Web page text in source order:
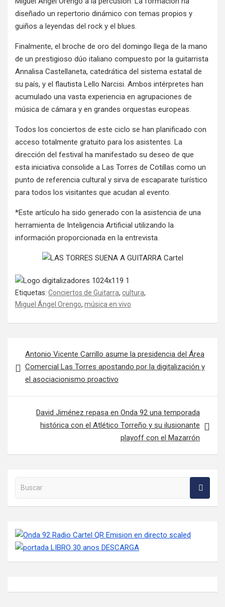
diseñado un repertorio dinámico con temas propios y
guiños a leyendas del rock y el blues.
Finalmente, el broche de oro del domingo llega de la mano
de un prestigioso dúo italiano compuesto por la guitarrista
Annalisa Castellaneta, catedrática del sistema estatal de
su país, y el flautista Lello Narcisi. Ambos intérpretes han
acumulado una vasta experiencia en agrupaciones de
música de cámara y en grandes orquestas europeas.
Todos los conciertos de este ciclo se han planificado con
acceso totalmente gratuito para los asistentes. La
dirección del festival ha manifestado su deseo de que
esta iniciativa consolide a Las Torres de Cotillas como un
punto de referencia cultural y sirva de escaparate turístico
para todos los visitantes que acudan al evento.
*Este artículo ha sido generado con la asistencia de una
herramienta de Inteligencia Artificial utilizando la
información proporcionada en la entrevista.
Etiquetas: Conciertos de Guitarra, cultura,
Miguel Ángel Orengo, música en vivo
Antonio Vicente Carrillo asume la presidencia del Área
Comercial Las Torres apostando por la digitalización y
el asociacionismo proactivo
David Jiménez repasa en Onda 92 una temporada
histórica con el Atlético Torreño y su ilusionante
playoff con el Mazarrón
Buscar en la web